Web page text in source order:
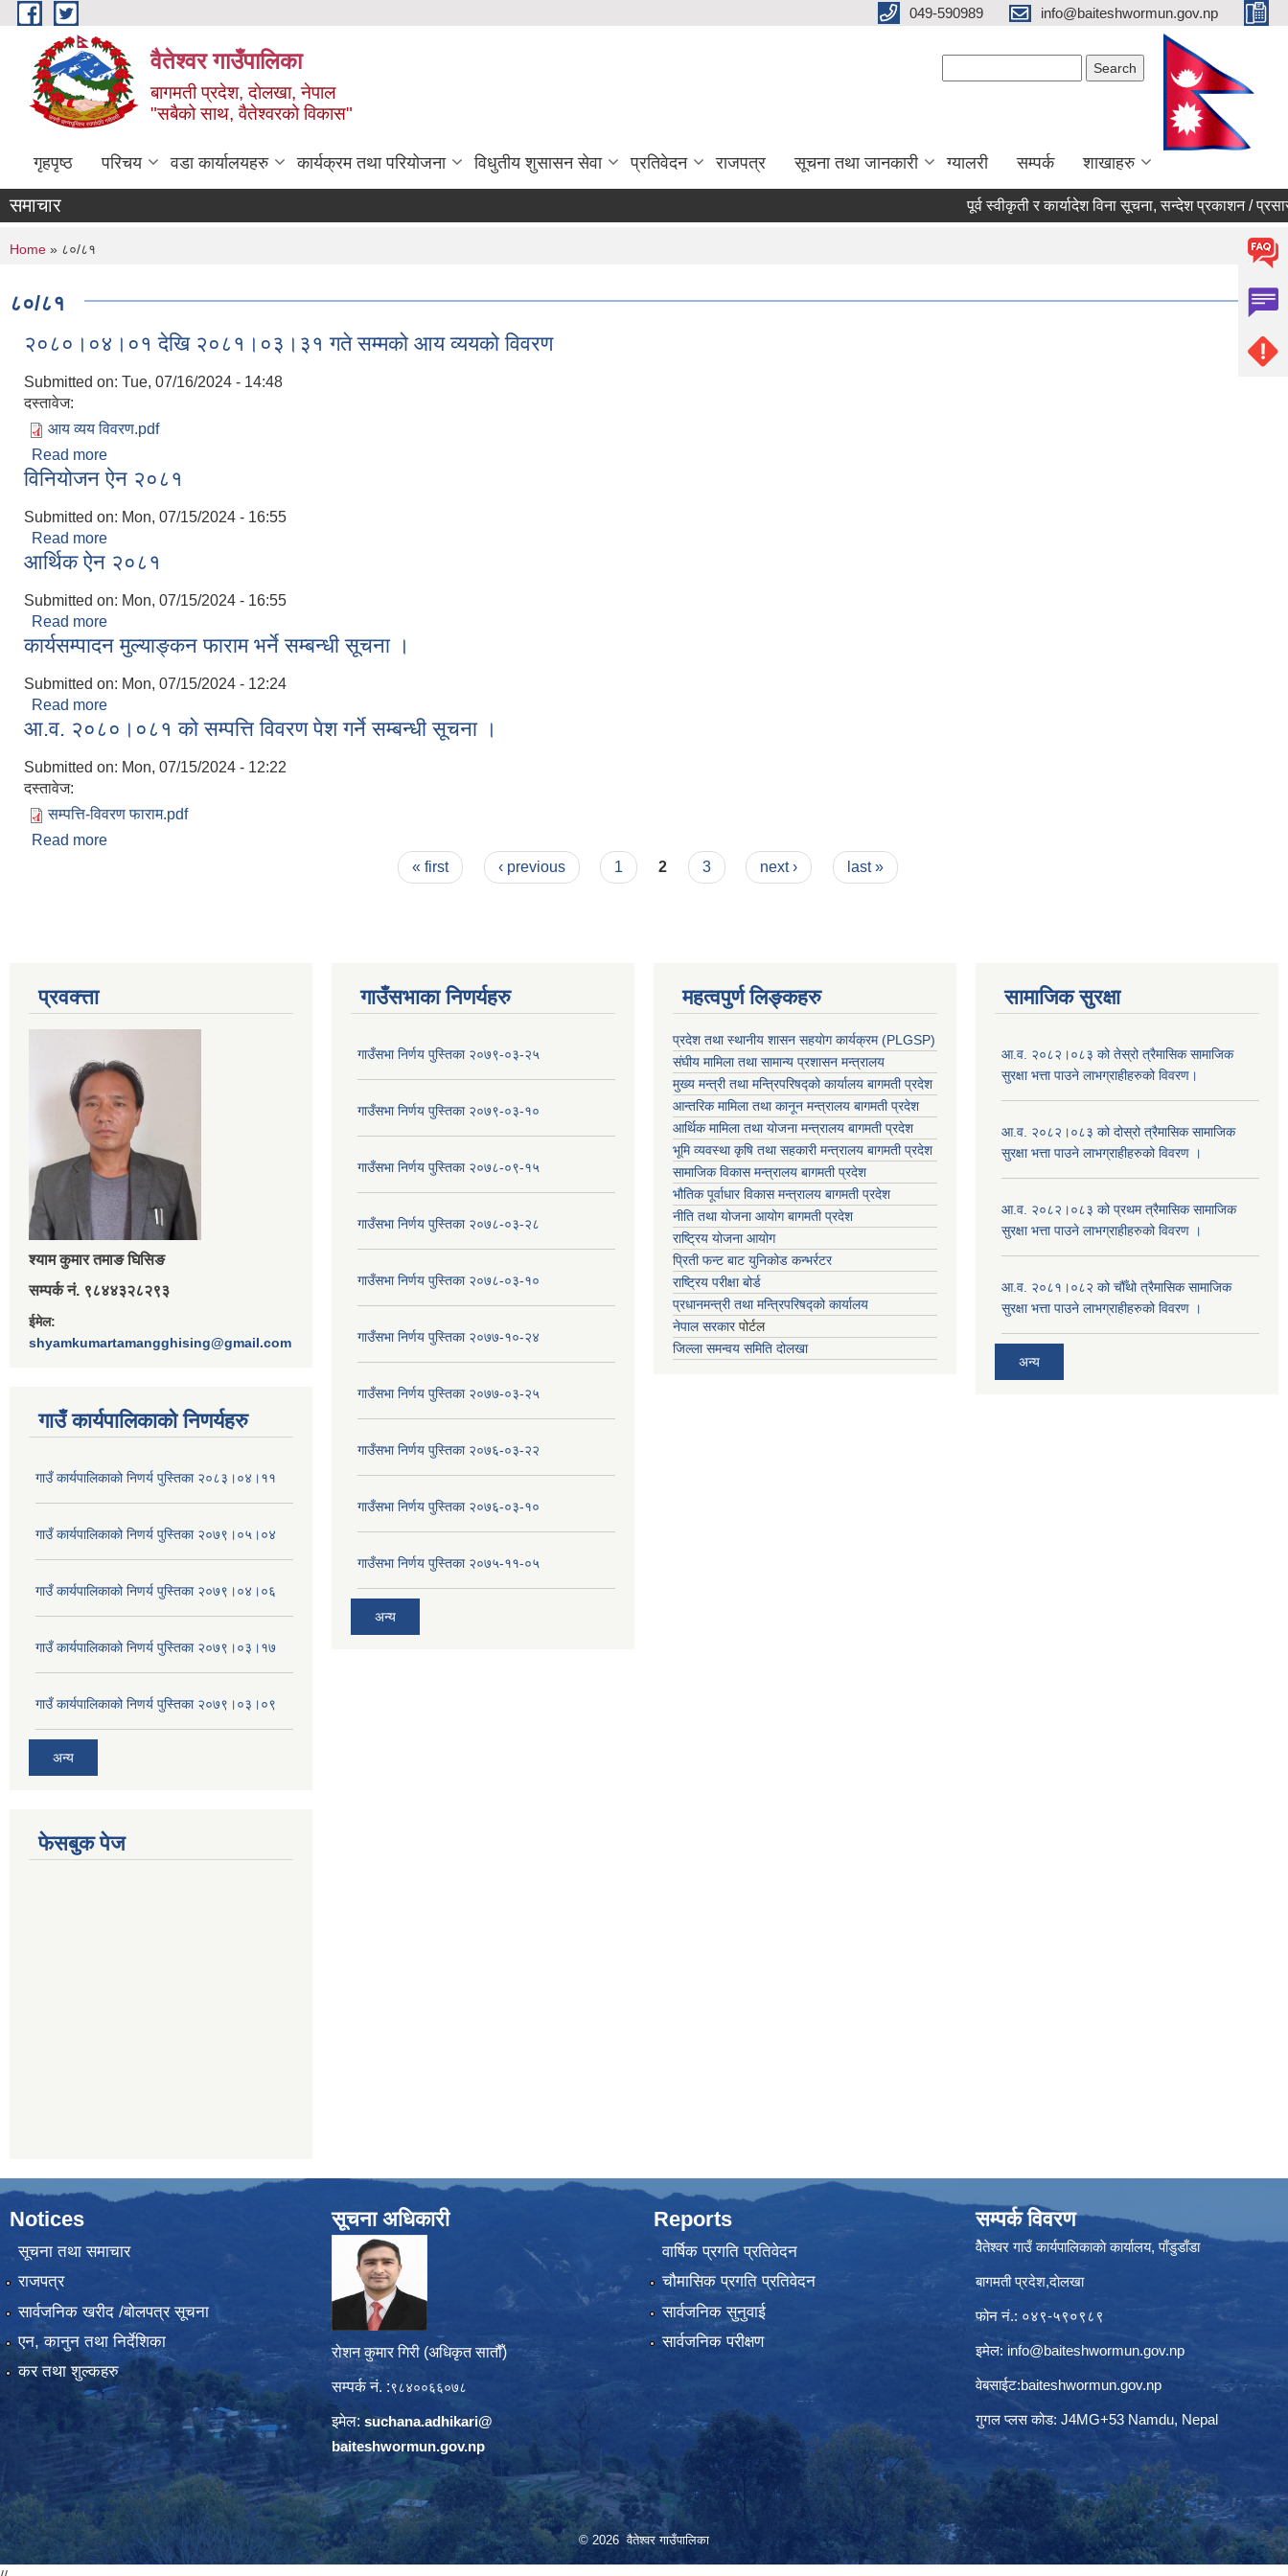
Skip to main content 049-590989 info@baiteshwormun.gov.np
वैतेश्वर गाउँपालिका
बागमती प्रदेश, दाेलखा, नेपाल
"सबैको साथ, वैतेश्वरको विकास"
गृहपृष्ठ परिचय वडा कार्यालयहरु कार्यक्रम तथा परियोजना विधुतीय शुसासन सेवा प्रतिवेदन राजपत्र सूचना तथा जानकारी ग्यालरी सम्पर्क शाखाहरु
समाचार पूर्व स्वीकृती र कार्यादेश विना सूचना, सन्देश प्रकाशन / प्रसारण
You are here
Home » ८०/८१
८०/८१
२०८०।०४।०१ देखि २०८१।०३।३१ गते सम्मको आय व्ययको विवरण
Submitted on: Tue, 07/16/2024 - 14:48
दस्तावेज:
आय व्यय विवरण.pdf
Read more
विनियोजन ऐन २०८१
Submitted on: Mon, 07/15/2024 - 16:55
Read more
आर्थिक ऐन २०८१
Submitted on: Mon, 07/15/2024 - 16:55
Read more
कार्यसम्पादन मुल्याङ्कन फाराम भर्ने सम्बन्धी सूचना ।
Submitted on: Mon, 07/15/2024 - 12:24
Read more
आ.व. २०८०।०८१ को सम्पत्ति विवरण पेश गर्ने सम्बन्धी सूचना ।
Submitted on: Mon, 07/15/2024 - 12:22
दस्तावेज:
सम्पत्ति-विवरण फाराम.pdf
Read more
« first ‹ previous 1 2 3 next › last »
प्रवक्त्ता
श्‍याम कुमार तमाङ घिसिङ
सम्पर्क नं. ९८४४३२८२९३
ईमेल:
shyamkumartamangghising@gmail.com
गाउँ कार्यपालिकाकाे निणर्यहरु
गाउँ कार्यपालिकाको निणर्य पुस्तिका २०८३।०४।११
गाउँ कार्यपालिकाको निणर्य पुस्तिका २०७९।०५।०४
गाउँ कार्यपालिकाको निणर्य पुस्तिका २०७९।०४।०६
गाउँ कार्यपालिकाको निणर्य पुस्तिका २०७९।०३।१७
गाउँ कार्यपालिकाको निणर्य पुस्तिका २०७९।०३।०९
अन्य
गाउँसभाका निणर्यहरु
गाउँसभा निर्णय पुस्तिका २०७९-०३-२५
गाउँसभा निर्णय पुस्तिका २०७९-०३-१०
गाउँसभा निर्णय पुस्तिका २०७८-०९-१५
गाउँसभा निर्णय पुस्तिका २०७८-०३-२८
गाउँसभा निर्णय पुस्तिका २०७८-०३-१०
गाउँसभा निर्णय पुस्तिका २०७७-१०-२४
गाउँसभा निर्णय पुस्तिका २०७७-०३-२५
गाउँसभा निर्णय पुस्तिका २०७६-०३-२२
गाउँसभा निर्णय पुस्तिका २०७६-०३-१०
गाउँसभा निर्णय पुस्तिका २०७५-११-०५
अन्य
महत्वपुर्ण लिङ्कहरु
प्रदेश तथा स्थानीय शासन सहयाेग कार्यक्रम (PLGSP)
संघीय मामिला तथा सामान्य प्रशासन मन्त्रालय
मुख्य मन्त्री तथा मन्त्रिपरिषद्को कार्यालय बागमती प्रदेश
आन्तरिक मामिला तथा कानून मन्त्रालय बागमती प्रदेश
आर्थिक मामिला तथा योजना मन्त्रालय बागमती प्रदेश
भूमि व्यवस्था कृषि तथा सहकारी मन्त्रालय बागमती प्रदेश
सामाजिक विकास मन्त्रालय बागमती प्रदेश
भौतिक पूर्वाधार विकास मन्त्रालय बागमती प्रदेश
नीति तथा योजना आयोग बागमती प्रदेश
राष्ट्रिय योजना आयोग
प्रिती फन्ट बाट युनिकोड कन्भर्रटर
राष्ट्रिय परीक्षा बोर्ड
प्रधानमन्त्री तथा मन्त्रिपरिषद्को कार्यालय
नेपाल सरकारपोर्टल
जिल्ला समन्वय समिति दोलखा
सामाजिक सुरक्षा
आ.व. २०८२।०८३ को तेस्रो त्रैमासिक सामाजिक
सुरक्षा भत्ता पाउने लाभग्राहीहरुको विवरण।
आ.व. २०८२।०८३ को दोस्रो त्रैमासिक सामाजिक
सुरक्षा भत्ता पाउने लाभग्राहीहरुको विवरण ।
आ.व. २०८२।०८३ को प्रथम त्रैमासिक सामाजिक
सुरक्षा भत्ता पाउने लाभग्राहीहरुको विवरण ।
आ.व. २०८१।०८२ को चौँथो त्रैमासिक सामाजिक
सुरक्षा भत्ता पाउने लाभग्राहीहरुको विवरण ।
अन्य
फेसबुक पेज
Notices
सूचना तथा समाचार
राजपत्र
सार्वजनिक खरीद /बोलपत्र सूचना
एन, कानुन तथा निर्देशिका
कर तथा शुल्कहरु
सूचना अधिकारी
रोशन कुमार गिरी (अधिकृत सातौँ)
सम्पर्क नं. :९८४००६६०७८
इमेल: suchana.adhikari@
baiteshwormun.gov.np
Reports
वार्षिक प्रगति प्रतिवेदन
चौमासिक प्रगति प्रतिवेदन
सार्वजनिक सुनुवाई
सार्वजनिक परीक्षण
सम्पर्क विवरण
वैेतेश्वर गाउँ कार्यपालिकाकाे कार्यालय, पाँडुडाँडा
बागमती‌ प्रदेश,दाेलखा
फोन नं.: ०४९-५९०९८९
इमेल: info@baiteshwormun.gov.np
वेबसाईट:baiteshwormun.gov.np
गुगल प्लस कोड: J4MG+53 Namdu, Nepal
© 2026 वैतेश्वर गाउँपालिका